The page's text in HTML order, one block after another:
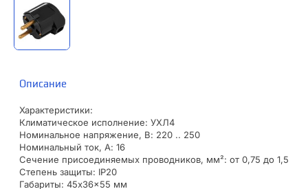
Описание
Характеристики:
Климатическое исполнение: УХЛ4
Номинальное напряжение, В: 220 .. 250
Номинальный ток, А: 16
Сечение присоединяемых проводников, мм²: от 0,75 до 1,5
Степень защиты: IP20
Габариты: 45x36x55 мм